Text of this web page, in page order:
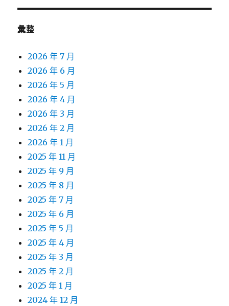
彙整
2026 年 7 月
2026 年 6 月
2026 年 5 月
2026 年 4 月
2026 年 3 月
2026 年 2 月
2026 年 1 月
2025 年 11 月
2025 年 9 月
2025 年 8 月
2025 年 7 月
2025 年 6 月
2025 年 5 月
2025 年 4 月
2025 年 3 月
2025 年 2 月
2025 年 1 月
2024 年 12 月